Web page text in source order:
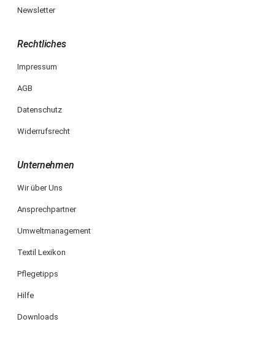
Newsletter
Rechtliches
Impressum
AGB
Datenschutz
Widerrufsrecht
Unternehmen
Wir über Uns
Ansprechpartner
Umweltmanagement
Textil Lexikon
Pflegetipps
Hilfe
Downloads